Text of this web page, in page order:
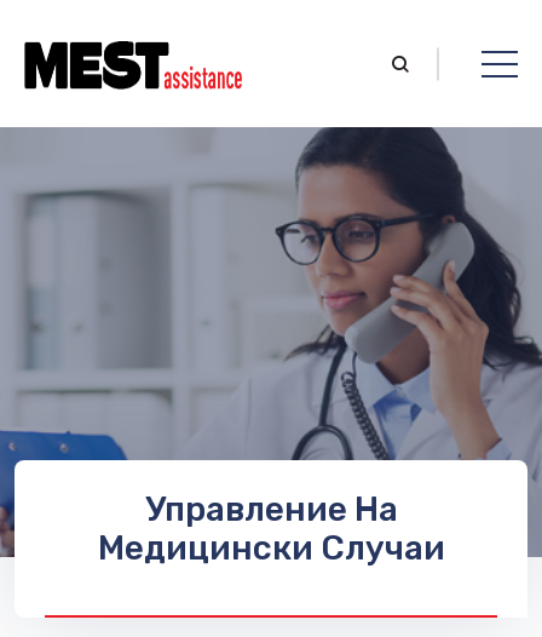
Управление На
Медицински Случаи